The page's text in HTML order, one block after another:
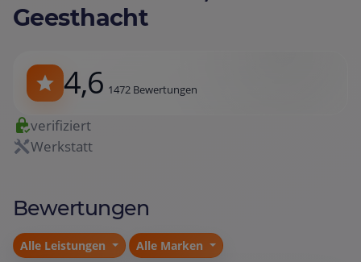
Geesthacht
4,6 1472 Bewertungen
verifiziert
Werkstatt
Bewertungen
Alle Leistungen Alle Marken